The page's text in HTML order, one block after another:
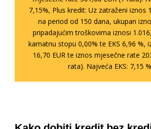
7,15%, Plus kredit: Uz zatraženi iznos
na period od 150 dana, ukupan
pripadajućim troškovima iznosi
kamatnu stopu 0,00% te EKS 6,96 %,
16,70 EUR te iznos mjesečne rate
rata). Najveća EKS: 7,15 %